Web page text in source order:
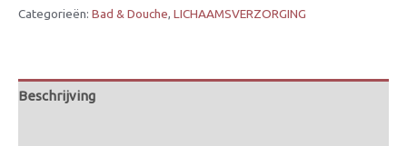
Categorieën: Bad & Douche, LICHAAMSVERZORGING
Beschrijving